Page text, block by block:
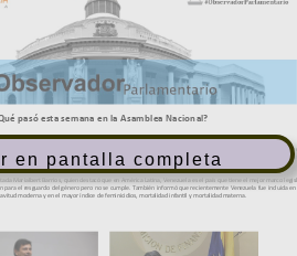
en pantalla completa